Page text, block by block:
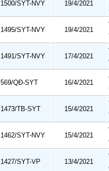
1500/SYT-NVY 19/4/2021
1495/SYT-NVY 19/4/2021
1491/SYT-NVY 17/4/2021
569/QĐ-SYT 16/4/2021
1473/TB-SYT 15/4/2021
1462/SYT-NVY 15/4/2021
1427/SYT-VP 13/4/2021